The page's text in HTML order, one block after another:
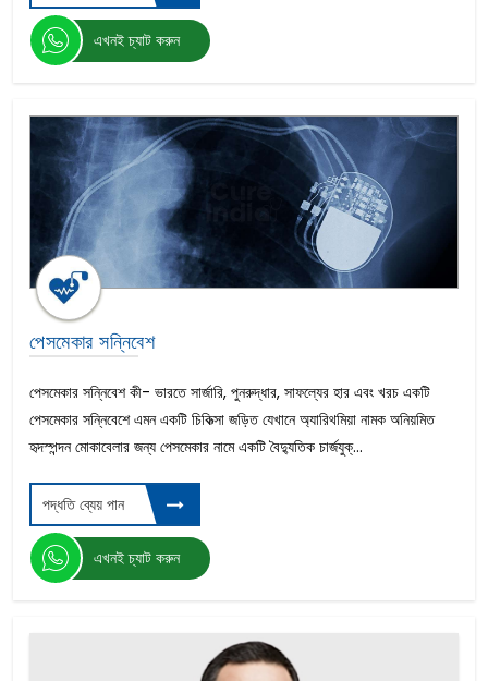
আইভিএফ (ইন ভিট্রো ফার্টিলাইজেশন)
আইভিএফ টেসা
ইন্ট্রাসার্ভিকাল ইনসিমেশন
হিপ ডিসপ্লেসিয়া
জাইগোমেটিক ইমপ্লান্ট
ফুসফুস ট্রান্সপ্ল্যান্ট
স্পিনাল কর্ড ইনজুরির
কিডনি প্রতিস্থাপন
লিভার ট্রান্সপ্লান্ট
স্কুইন্ট সার্জারি
ক্যাটারেক্ট সার্জারি
নাকের সেপটাম সার্জারি
সাইনাস সার্জারি
কানে শোনার যন্ত্র
কোক্লিয়ার ইমপ্লান্ট
স্পাইনাল টিউমার সার্জারি
স্কোলিওসিস চিকিৎসা
সার্ভিক্যাল ডিস্ক রিপ্লেসমেন্ট
কর্নিয়া ট্রান্সপ্লান্ট
অস্থি ম্যারো ট্রান্সপ্ল্যান্ট
স্তন হ্রাস সার্জারি
এখনই চ্যাট করুন
পেসমেকার সন্নিবেশ
পেসমেকার সন্নিবেশ কী- ভারতে সার্জারি, পুনরুদ্ধার, সাফল্যের হার এবং খরচ একটি
পেসমেকার সন্নিবেশে এমন একটি চিকিত্সা জড়িত যেখানে অ্যারিথমিয়া নামক অনিয়মিত
হৃদস্পন্দন মোকাবেলার জন্য পেসমেকার নামে একটি বৈদ্যুতিক চার্জযুক্...
পদ্ধতি ব্যেয় পান
এখনই চ্যাট করুন